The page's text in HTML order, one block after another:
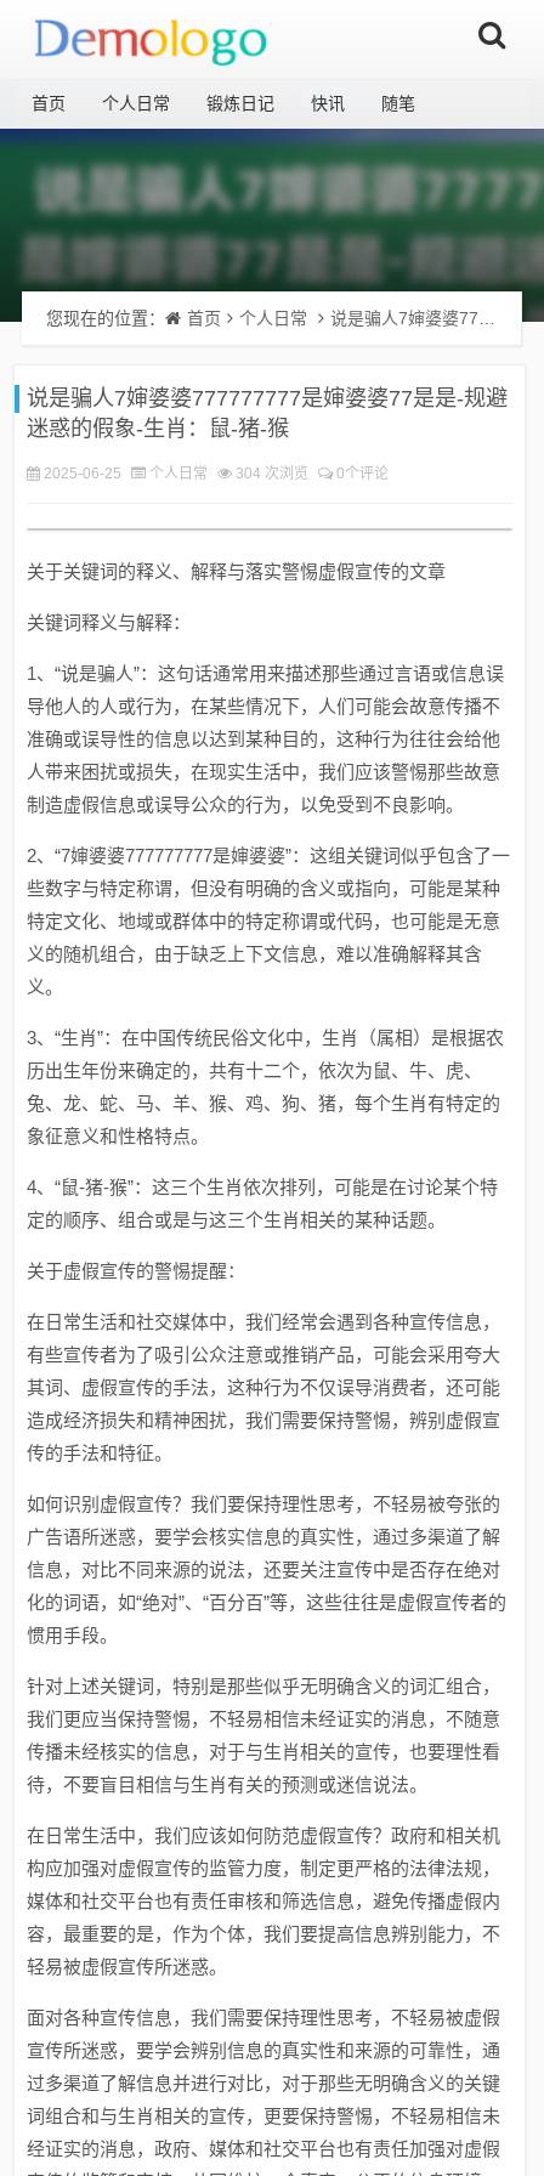
首页 个人日常 锻炼日记 快讯 随笔
您现在的位置： 首页 个人日常 说是骗人7婶婆婆777777777是婶婆婆77是是-规避迷惑的假象-生肖：鼠-猪-猴
说是骗人7婶婆婆777777777是婶婆婆77是是-规避
迷惑的假象-生肖：鼠-猪-猴
2025-06-25 个人日常 304 次浏览 0个评论
关于关键词的释义、解释与落实警惕虚假宣传的文章
关键词释义与解释：
1、“说是骗人”：这句话通常用来描述那些通过言语或信息误
导他人的人或行为，在某些情况下，人们可能会故意传播不
准确或误导性的信息以达到某种目的，这种行为往往会给他
人带来困扰或损失，在现实生活中，我们应该警惕那些故意
制造虚假信息或误导公众的行为，以免受到不良影响。
2、“7婶婆婆777777777是婶婆婆”：这组关键词似乎包含了一
些数字与特定称谓，但没有明确的含义或指向，可能是某种
特定文化、地域或群体中的特定称谓或代码，也可能是无意
义的随机组合，由于缺乏上下文信息，难以准确解释其含
义。
3、“生肖”：在中国传统民俗文化中，生肖（属相）是根据农
历出生年份来确定的，共有十二个，依次为鼠、牛、虎、
兔、龙、蛇、马、羊、猴、鸡、狗、猪，每个生肖有特定的
象征意义和性格特点。
4、“鼠-猪-猴”：这三个生肖依次排列，可能是在讨论某个特
定的顺序、组合或是与这三个生肖相关的某种话题。
关于虚假宣传的警惕提醒：
在日常生活和社交媒体中，我们经常会遇到各种宣传信息，
有些宣传者为了吸引公众注意或推销产品，可能会采用夸大
其词、虚假宣传的手法，这种行为不仅误导消费者，还可能
造成经济损失和精神困扰，我们需要保持警惕，辨别虚假宣
传的手法和特征。
如何识别虚假宣传？我们要保持理性思考，不轻易被夸张的
广告语所迷惑，要学会核实信息的真实性，通过多渠道了解
信息，对比不同来源的说法，还要关注宣传中是否存在绝对
化的词语，如“绝对”、“百分百”等，这些往往是虚假宣传者的
惯用手段。
针对上述关键词，特别是那些似乎无明确含义的词汇组合，
我们更应当保持警惕，不轻易相信未经证实的消息，不随意
传播未经核实的信息，对于与生肖相关的宣传，也要理性看
待，不要盲目相信与生肖有关的预测或迷信说法。
在日常生活中，我们应该如何防范虚假宣传？政府和相关机
构应加强对虚假宣传的监管力度，制定更严格的法律法规，
媒体和社交平台也有责任审核和筛选信息，避免传播虚假内
容，最重要的是，作为个体，我们要提高信息辨别能力，不
轻易被虚假宣传所迷惑。
面对各种宣传信息，我们需要保持理性思考，不轻易被虚假
宣传所迷惑，要学会辨别信息的真实性和来源的可靠性，通
过多渠道了解信息并进行对比，对于那些无明确含义的关键
词组合和与生肖相关的宣传，更要保持警惕，不轻易相信未
经证实的消息，政府、媒体和社交平台也有责任加强对虚假